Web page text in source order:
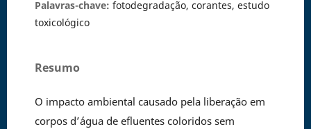
Palavras-chave: fotodegradação, corantes, estudo
toxicológico
Resumo
O impacto ambiental causado pela liberação em
corpos d’água de efluentes coloridos sem